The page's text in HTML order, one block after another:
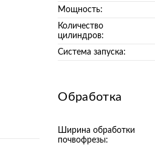
Мощность:
Количество
цилиндров:
Система запуска:
Обработка
Ширина обработки
почвофрезы: